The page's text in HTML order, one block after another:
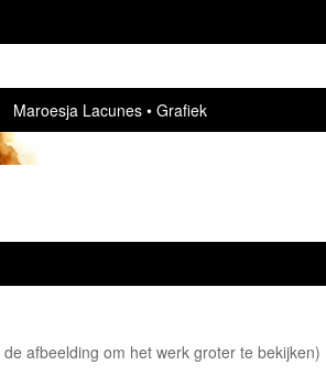
Maroesja Lacunes Grafiek
de afbeelding om het werk groter te bekijken)